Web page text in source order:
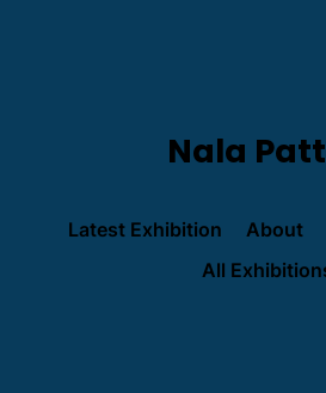
Latest Exhibition About